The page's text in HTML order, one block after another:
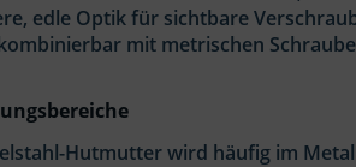
edle Optik für sichtbare
mit metrischen
Hutmutter wird häufig im